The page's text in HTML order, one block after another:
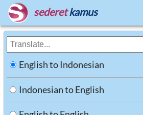
sederet kamus
English to Indonesian
Indonesian to English